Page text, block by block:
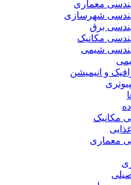
معماری
شهرسازی
برق
مکانیک
شیمی
و انیمیشن